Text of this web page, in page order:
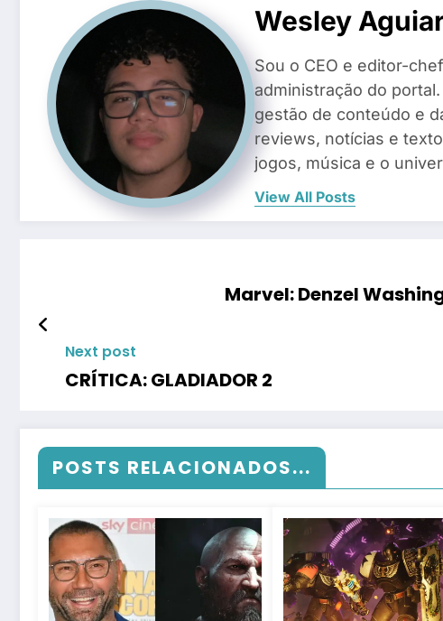
Wesley
Sou o CEO e editor-
administração do
gestão de conteúdo e
reviews, notícias e
jogos, música e o
View All Posts
Marvel: Denzel
Next post
CRÍTICA: GLADIADOR 2
POSTS RELACIONADOS...